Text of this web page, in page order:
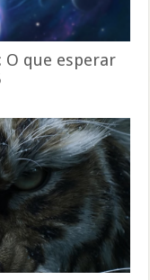
O que esperar